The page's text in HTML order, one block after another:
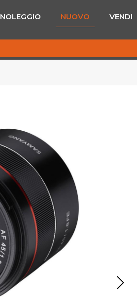
NOLEGGIO NUOVO VENDI